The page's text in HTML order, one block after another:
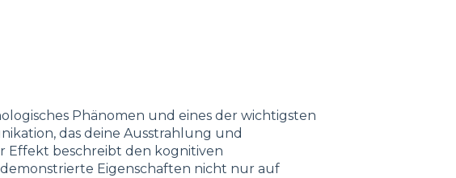
Phänomen und eines der wichtigsten
das deine Ausstrahlung und
Effekt beschreibt den kognitiven
Eigenschaften nicht nur auf